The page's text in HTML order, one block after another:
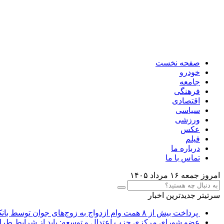
صفحه نخست
خودرو
جامعه
فرهنگی
اقتصادی
سیاسی
ورزشی
عکس
فیلم
درباره ما
تماس با ما
امروز جمعه ۱۶ مرداد ۱۴۰۵
سرتیتر جدیدترین اخبار
پرداخت بیش از ۸ همت وام ازدواج به زوج‌های جوان توسط بانک ملی ایران
عضو شورای مرکزی حزب اعتدال و توسعه: باید از شرایط